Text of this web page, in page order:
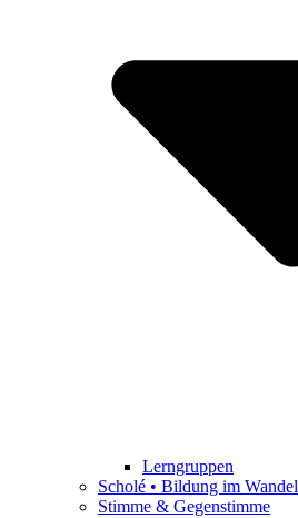
Lerngruppen
Scholé • Bildung im Wandel
Stimme & Gegenstimme